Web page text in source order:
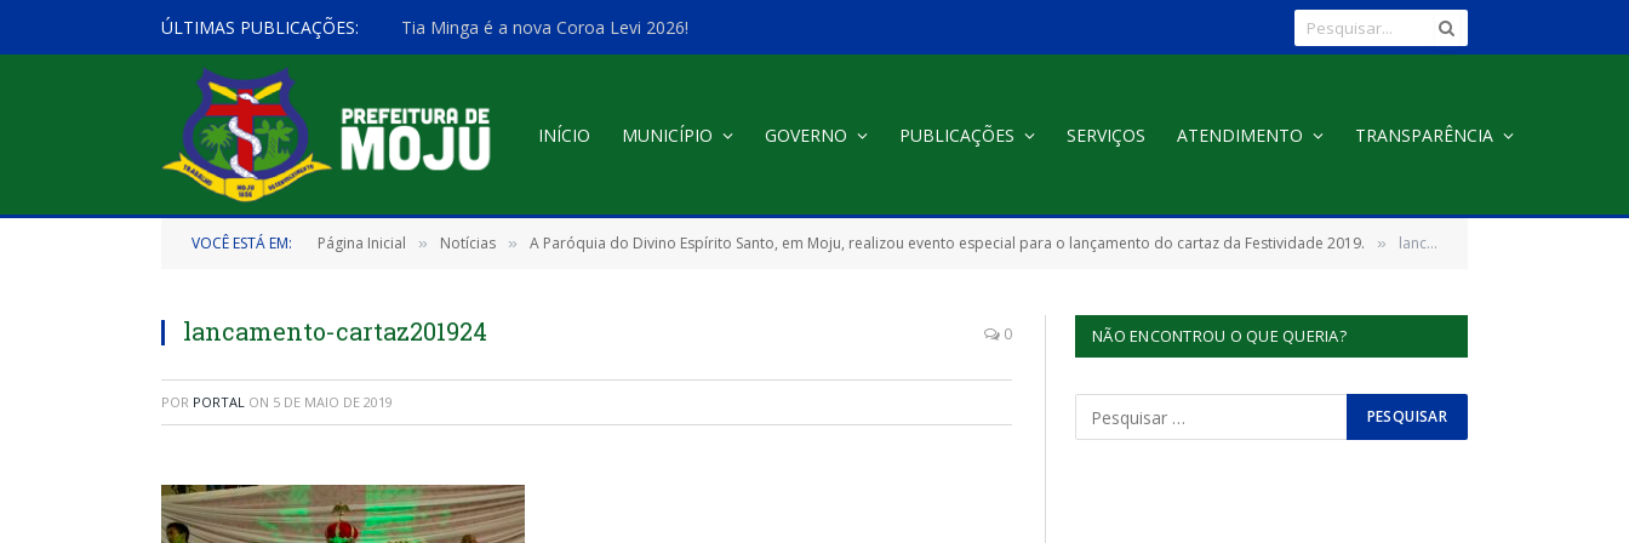
ÚLTIMAS PUBLICAÇÕES: Tia Minga é a nova Coroa Levi 2026!
INÍCIO MUNICÍPIO GOVERNO PUBLICAÇÕES SERVIÇOS ATENDIMENTO TRANSPARÊNCIA
VOCÊ ESTÁ EM: Página Inicial » Notícias » A Paróquia do Divino Espírito Santo, em Moju, realizou evento especial para o lançamento do cartaz da Festividade 2019. » lancamento-cartaz201924
lancamento-cartaz201924 0
POR PORTAL ON 5 DE MAIO DE 2019
NÃO ENCONTROU O QUE QUERIA?